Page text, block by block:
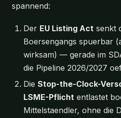
spannend:
Der EU Listing Act senkt
Boersengangs spuerbar
wirksam) — gerade im
die Pipeline 2026/2027
Die Stop-the-Clock-
LSME-Pflicht entlastet
Mittelstaendler, ohne die